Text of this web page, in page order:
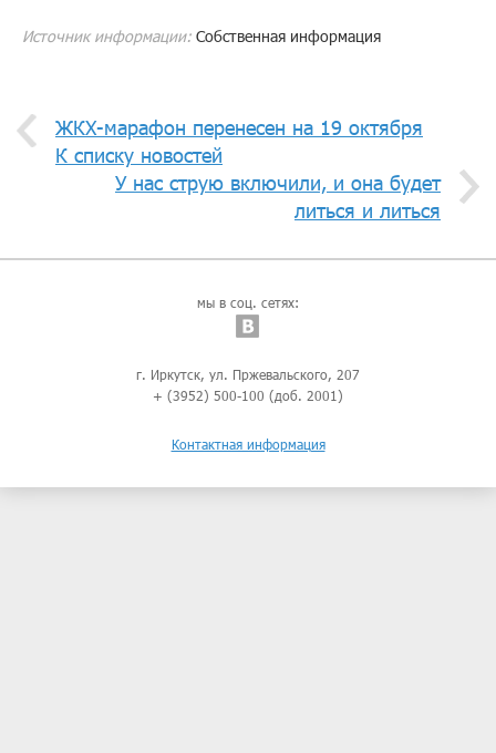
Источник информации: Собственная информация
ЖКХ-марафон перенесен на 19 октября
К списку новостей
У нас струю включили, и она будет
литься и литься
мы в соц. сетях:
г. Иркутск, ул. Пржевальского, 207
+ (3952) 500-100 (доб. 2001)
Контактная информация